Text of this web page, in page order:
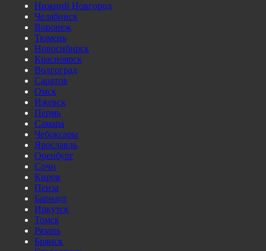
Нижний Новгород
Челябинск
Воронеж
Тюмень
Новосибирск
Красноярск
Волгоград
Саратов
Омск
Ижевск
Пермь
Самара
Чебоксары
Ярославль
Оренбург
Сочи
Киров
Пенза
Барнаул
Иркутск
Томск
Рязань
Брянск